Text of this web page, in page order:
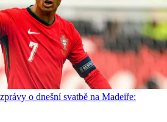
o dnešní svatbě na Madeiře: